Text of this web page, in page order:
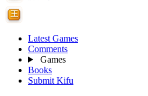
Latest Games
Comments
Games
Books
Submit Kifu